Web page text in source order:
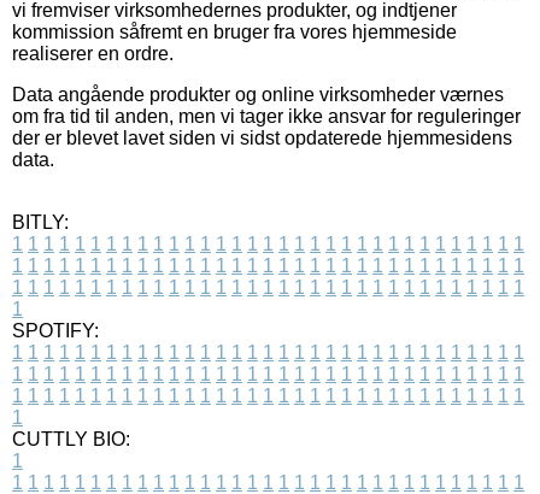
vi fremviser virksomhedernes produkter, og indtjener
kommission såfremt en bruger fra vores hjemmeside
realiserer en ordre.
Data angående produkter og online virksomheder værnes
om fra tid til anden, men vi tager ikke ansvar for reguleringer
der er blevet lavet siden vi sidst opdaterede hjemmesidens
data.
BITLY:
1 1 1 1 1 1 1 1 1 1 1 1 1 1 1 1 1 1 1 1 1 1 1 1 1 1 1 1 1 1 1 1 1
1 1 1 1 1 1 1 1 1 1 1 1 1 1 1 1 1 1 1 1 1 1 1 1 1 1 1 1 1 1 1 1 1
1 1 1 1 1 1 1 1 1 1 1 1 1 1 1 1 1 1 1 1 1 1 1 1 1 1 1 1 1 1 1 1 1
1
SPOTIFY:
1 1 1 1 1 1 1 1 1 1 1 1 1 1 1 1 1 1 1 1 1 1 1 1 1 1 1 1 1 1 1 1 1
1 1 1 1 1 1 1 1 1 1 1 1 1 1 1 1 1 1 1 1 1 1 1 1 1 1 1 1 1 1 1 1 1
1 1 1 1 1 1 1 1 1 1 1 1 1 1 1 1 1 1 1 1 1 1 1 1 1 1 1 1 1 1 1 1 1
1
CUTTLY BIO:
1
1 1 1 1 1 1 1 1 1 1 1 1 1 1 1 1 1 1 1 1 1 1 1 1 1 1 1 1 1 1 1 1 1